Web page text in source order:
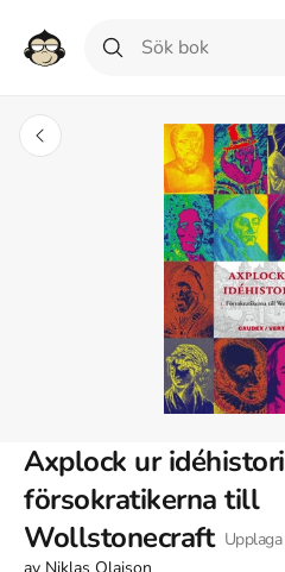
Axplock ur
försokratikerna till
Wollstonecraft Upplaga